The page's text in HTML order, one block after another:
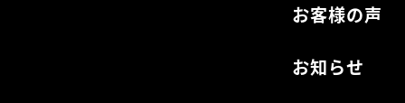
お客様の声
お知らせ